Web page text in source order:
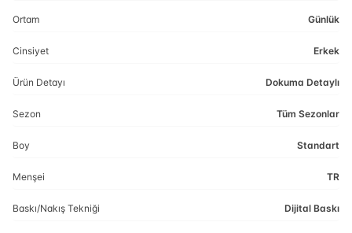
Ortam Günlük
Cinsiyet Erkek
Ürün Detayı Dokuma Detaylı
Sezon Tüm Sezonlar
Boy Standart
Menşei TR
Baskı/Nakış Tekniği Dijital Baskı